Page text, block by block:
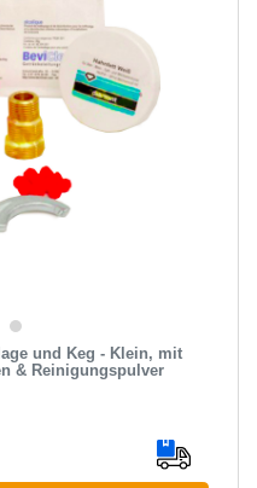
und Keg - Klein, mit
& Reinigungspulver